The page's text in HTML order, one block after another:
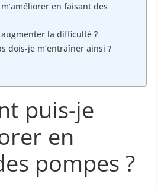
en faisant des
la difficulté ?
dois-je m’entraîner ainsi ?
puis-je
en
pompes ?